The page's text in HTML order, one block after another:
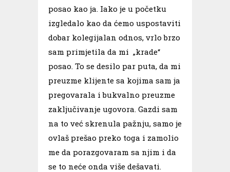
posao kao ja. Iako je u početku
izgledalo kao da ćemo uspostaviti
dobar kolegijalan odnos, vrlo brzo
sam primjetila da mi „krade“
posao. To se desilo par puta, da mi
preuzme klijente sa kojima sam ja
pregovarala i bukvalno preuzme
zaključivanje ugovora. Gazdi sam
na to već skrenula pažnju, samo je
ovlaš prešao preko toga i zamolio
me da porazgovaram sa njim i da
se to neće onda više dešavati.